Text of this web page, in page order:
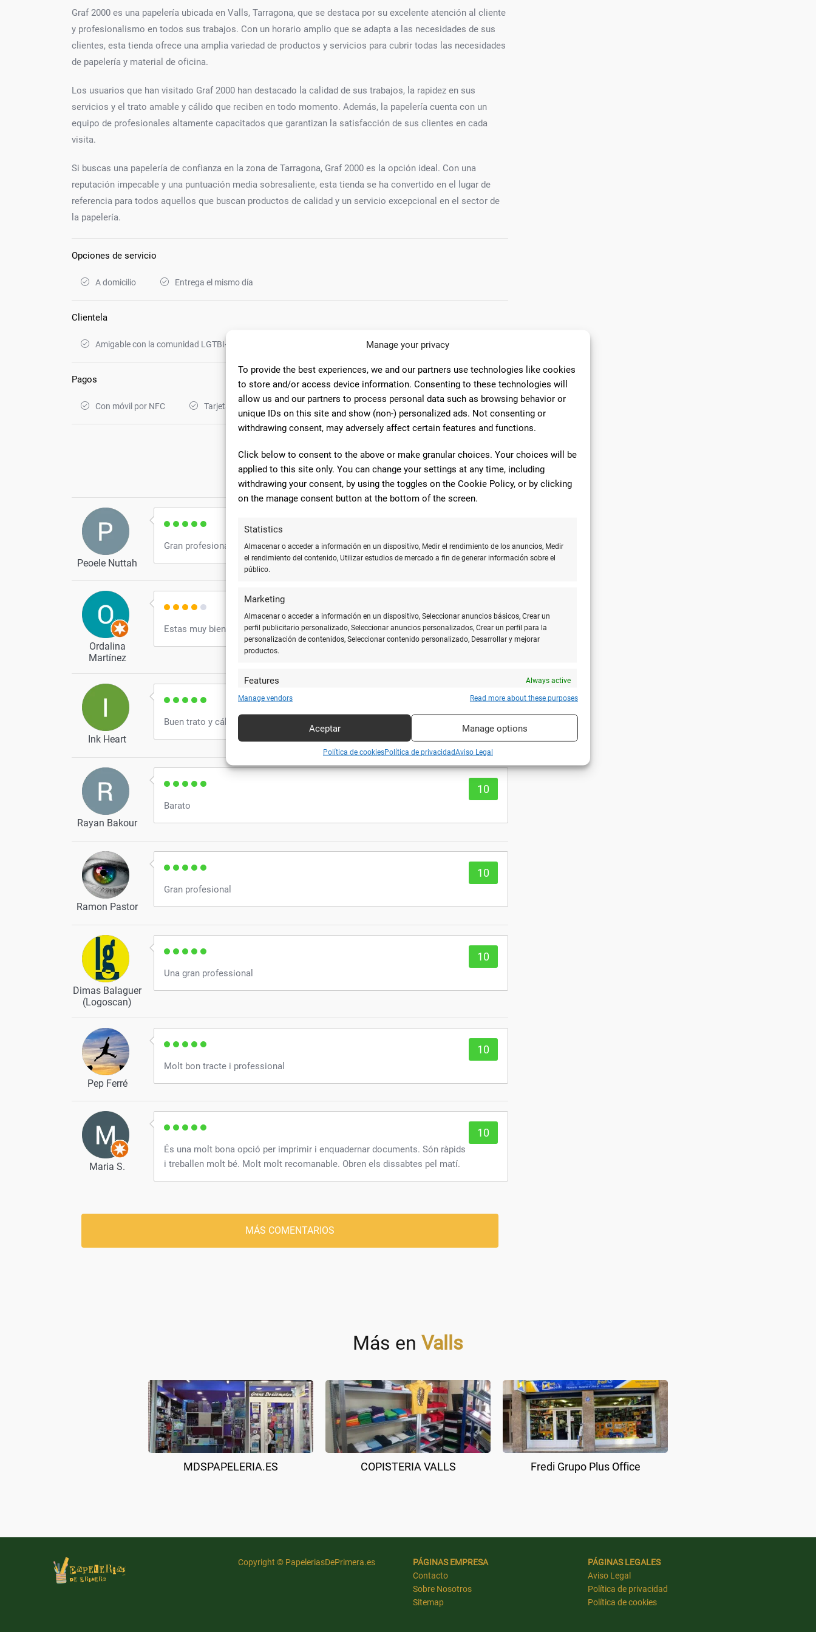
Manage your privacy
To provide the best experiences, we and our partners use technologies like cookies
to store and/or access device information. Consenting to these technologies will
allow us and our partners to process personal data such as browsing behavior or
unique IDs on this site and show (non-) personalized ads. Not consenting or
withdrawing consent, may adversely affect certain features and functions.
Click below to consent to the above or make granular choices. Your choices will be
applied to this site only. You can change your settings at any time, including
withdrawing your consent, by using the toggles on the Cookie Policy, or by clicking
on the manage consent button at the bottom of the screen.
Statistics
Almacenar o acceder a información en un dispositivo, Medir el rendimiento de los anuncios, Medir
el rendimiento del contenido, Utilizar estudios de mercado a fin de generar información sobre el
público.
Marketing
Almacenar o acceder a información en un dispositivo, Seleccionar anuncios básicos, Crear un
perfil publicitario personalizado, Seleccionar anuncios personalizados, Crear un perfil para la
personalización de contenidos, Seleccionar contenido personalizado, Desarrollar y mejorar
productos.
Features
Always active
Cotejar y combinar fuentes de datos off line, Vincular diferentes dispositivos, Recibir
Utilizar datos de localización geográfica precisa, Analizar activamente las
Garantizar la seguridad, evitar fraudes y depurar errores, Servir
Manage vendors Read more about these purposes
Aceptar Manage options
Política de cookiesPolítica de privacidadAviso Legal
Graf 2000 es una papelería ubicada en Valls, Tarragona, que se destaca por su excelente atención al cliente
y profesionalismo en todos sus trabajos. Con un horario amplio que se adapta a las necesidades de sus
clientes, esta tienda ofrece una amplia variedad de productos y servicios para cubrir todas las necesidades
de papelería y material de oficina.
Los usuarios que han visitado Graf 2000 han destacado la calidad de sus trabajos, la rapidez en sus
servicios y el trato amable y cálido que reciben en todo momento. Además, la papelería cuenta con un
equipo de profesionales altamente capacitados que garantizan la satisfacción de sus clientes en cada
visita.
Si buscas una papelería de confianza en la zona de Tarragona, Graf 2000 es la opción ideal. Con una
reputación impecable y una puntuación media sobresaliente, esta tienda se ha convertido en el lugar de
referencia para todos aquellos que buscan productos de calidad y un servicio excepcional en el sector de
la papelería.
Opciones de servicio
A domicilio Entrega el mismo día
Clientela
Amigable con la comunidad LGTBI+ Espacio seguro para personas transgénero
Pagos
Con móvil por NFC Tarjetas de crédito Tarjetas de débito
23 Comentarios
Peoele Nuttah
Gran profesional y amabilidad.Buenos trabajos y atencion
Ordalina
Martínez
8
Estas muy bien
Ink Heart
10
Buen trato y cálida
Rayan Bakour
10
Barato
Ramon Pastor
10
Gran profesional
Dimas Balaguer
(Logoscan)
10
Una gran professional
Pep Ferré
10
Molt bon tracte i professional
Maria S.
10
És una molt bona opció per imprimir i enquadernar documents. Són ràpids
i treballen molt bé. Molt molt recomanable. Obren els dissabtes pel matí.
MÁS COMENTARIOS
Más en Valls
MDSPAPELERIA.ES COPISTERIA VALLS Fredi Grupo Plus Office
Copyright © PapeleriasDePrimera.es
PÁGINAS EMPRESA
Contacto
Sobre Nosotros
Sitemap
PÁGINAS LEGALES
Aviso Legal
Política de privacidad
Política de cookies